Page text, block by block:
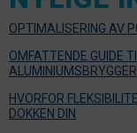
OPTIMALISERING AV
OMFATTENDE GUIDE
ALUMINIUMSBRYGGER
HVORFOR
DOKKEN DIN